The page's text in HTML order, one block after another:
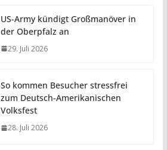
US-Army kündigt Großmanöver in
der Oberpfalz an
29. Juli 2026
So kommen Besucher stressfrei
zum Deutsch-Amerikanischen
Volksfest
28. Juli 2026